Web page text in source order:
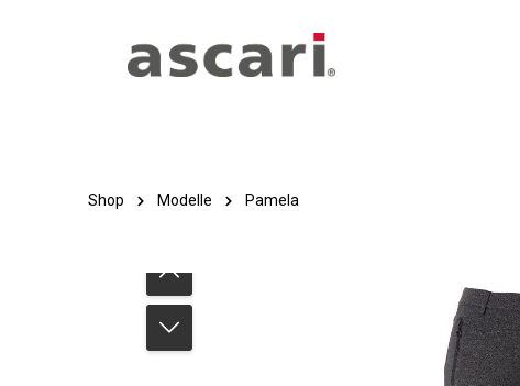
Shop Modelle Pamela